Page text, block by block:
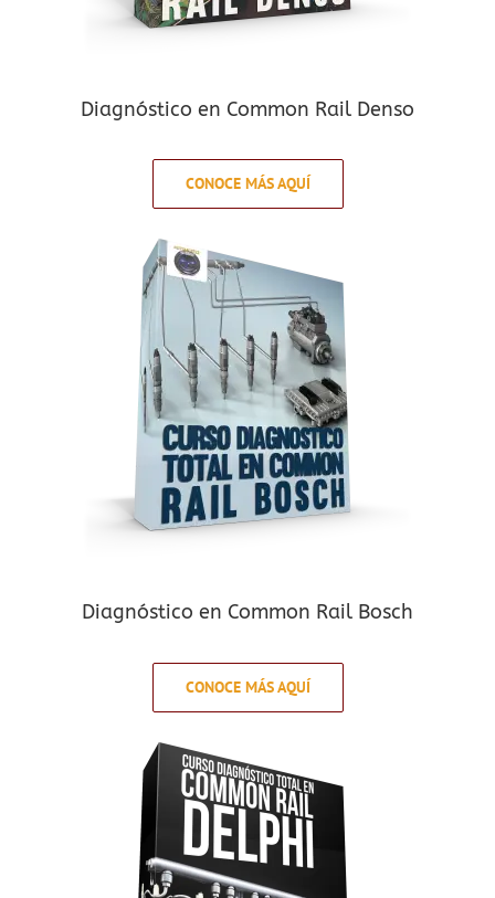
Diagnóstico en Common Rail Denso
CONOCE MÁS AQUÍ
Diagnóstico en Common Rail Bosch
CONOCE MÁS AQUÍ